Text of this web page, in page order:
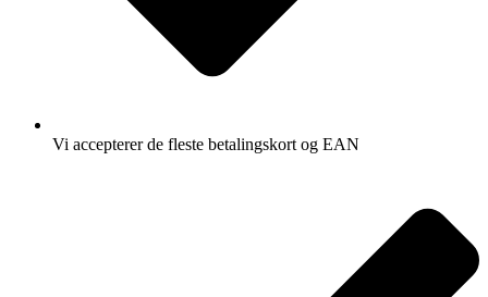
Vi accepterer de fleste betalingskort og EAN